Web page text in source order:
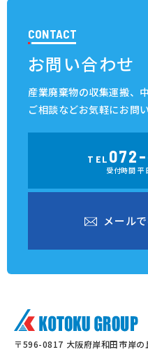
CONTACT
お問い合わせ
産業廃棄物の収集運搬、
ご相談などお気軽にお問
TEL
受付時間
メー ルで
〒596-0817 大阪府岸和田市岸の